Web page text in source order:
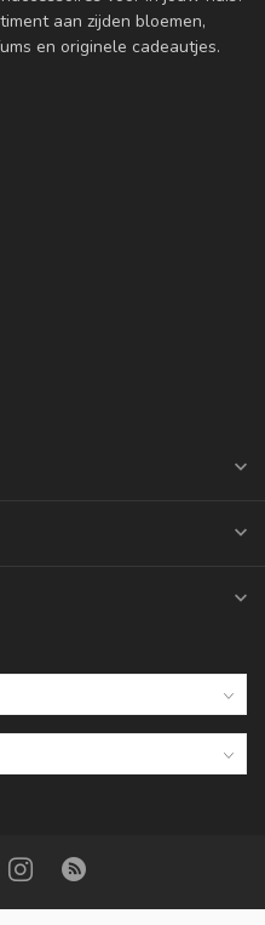
aan zijden bloemen,
en originele cadeautjes.